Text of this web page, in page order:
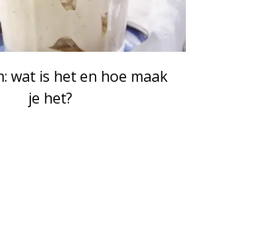
wat is het en hoe maak
je het?